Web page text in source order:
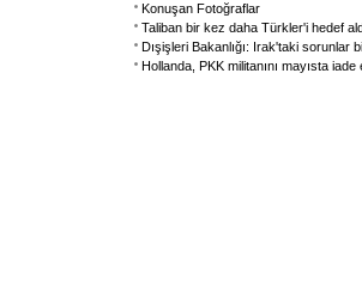
Konuşan Fotoğraflar
Taliban bir kez daha Türkler'i hedef
Dışişleri Bakanlığı: Irak'taki sorunlar
Hollanda, PKK militanını mayısta iade